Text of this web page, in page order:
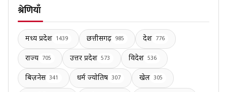
श्रेणियाँ
मध्य प्रदेश 1439 छत्तीसगढ़ 985 देश 776
राज्य 705 उत्तर प्रदेश 573 विदेश 536
बिज़नेस 341 धर्म ज्योतिष 307 खेल 305